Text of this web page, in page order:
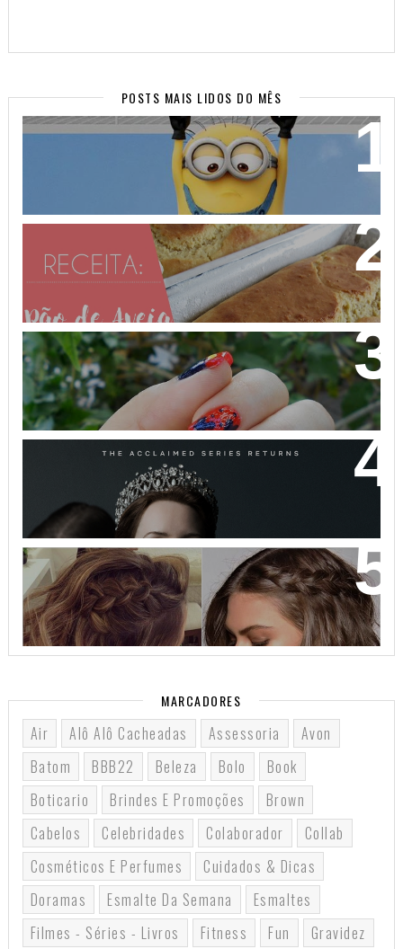
POSTS MAIS LIDOS DO MÊS
WALLPAPERS SUPER FOFOS PARA SEU CELULAR!
PÃO DE AVEIA FEITO COM MASSA MOLE - NÃO
PRECISA SOVAR! VEM APRENDER!
NAIL ART MICKEY MOUSE
THE CROWN: A HISTÓRIA DA REALEZA BRITÂNICA
COMO VOCÊ NUNCA VIU!
32 INSPIRAÇÕES DE PENTEADOS PARA CABELOS
CURTOS
MARCADORES
Air Alô Alô Cacheadas Assessoria
Avon
Batom
BBB22 Beleza Bolo
Book
Boticario
Brindes E Promoções
Brown
Cabelos
Celebridades Colaborador
Collab
Cosméticos E Perfumes
Cuidados & Dicas
Doramas
Esmalte Da Semana
Esmaltes
Filmes - Séries - Livros
Fitness Fun
Gravidez